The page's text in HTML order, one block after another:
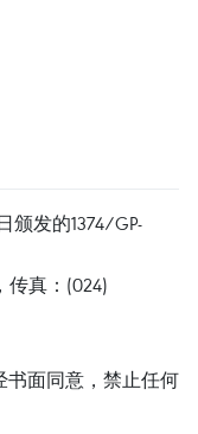
颁发的1374/GP-
传真：(024)
书面同意，禁止任何